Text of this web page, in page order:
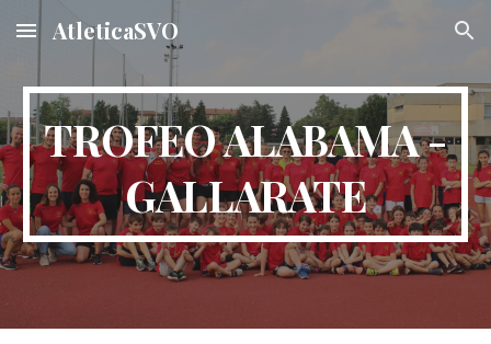
Skip to main content Skip to navigation
AtleticaSVO
TROFEO ALABAMA -
GALLARATE